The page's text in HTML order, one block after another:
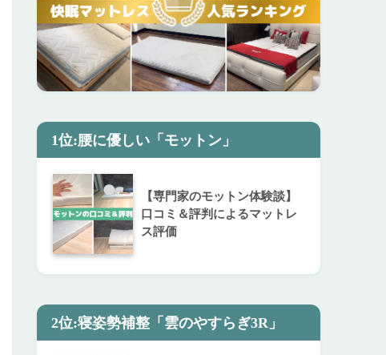
1位:腰に優しい「モットン」
【専門家のモットン体験談】
口コミ＆評判によるマットレ
ス評価
2位:寝姿勢補整「雲のやすらぎ3R」